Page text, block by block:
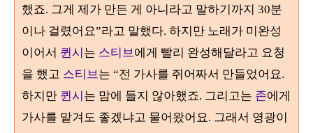
했죠. 그게 제가 만든 게 아니라고 말하기까지 30분
이나 걸렸어요”라고 말했다. 하지만 노래가 미완성
이어서 퀸시 는 스티브에게 빨리 완성해달라고 요청
을 했고 스티브는 “전 가사를 쥐어짜서 만들었어요.
하지만 퀸시 는 맘에 들지 않아했죠. 그리고는 존에게
가사를 맡겨도 좋겠냐고 물어왔어요. 그래서 영광이